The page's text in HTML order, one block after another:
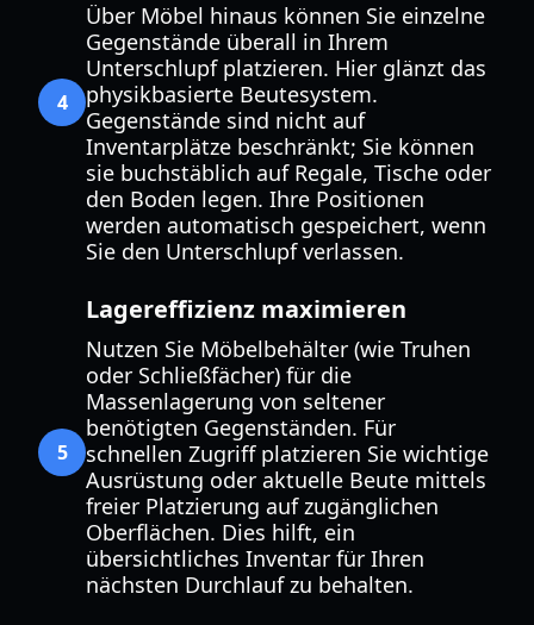
4
Über Möbel hinaus können Sie einzelne
Gegenstände überall in Ihrem
Unterschlupf platzieren. Hier glänzt das
physikbasierte Beutesystem.
Gegenstände sind nicht auf
Inventarplätze beschränkt; Sie können
sie buchstäblich auf Regale, Tische oder
den Boden legen. Ihre Positionen
werden automatisch gespeichert, wenn
Sie den Unterschlupf verlassen.
5
Lagereffizienz maximieren
Nutzen Sie Möbelbehälter (wie Truhen
oder Schließfächer) für die
Massenlagerung von seltener
benötigten Gegenständen. Für
schnellen Zugriff platzieren Sie wichtige
Ausrüstung oder aktuelle Beute mittels
freier Platzierung auf zugänglichen
Oberflächen. Dies hilft, ein
übersichtliches Inventar für Ihren
nächsten Durchlauf zu behalten.